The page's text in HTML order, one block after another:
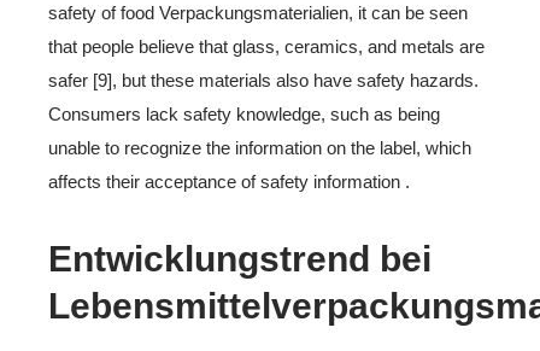
safety of food Verpackungsmaterialien, it can be seen
that people believe that glass, ceramics, and metals are
safer [9], but these materials also have safety hazards.
Consumers lack safety knowledge, such as being
unable to recognize the information on the label, which
affects their acceptance of safety information .
Entwicklungstrend bei